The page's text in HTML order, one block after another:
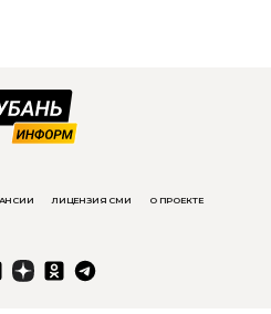
ЛИЦЕНЗИЯ СМИ О ПРОЕКТЕ